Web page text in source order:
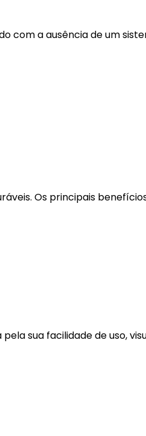
a ausência de um
Os principais
sua facilidade de uso,